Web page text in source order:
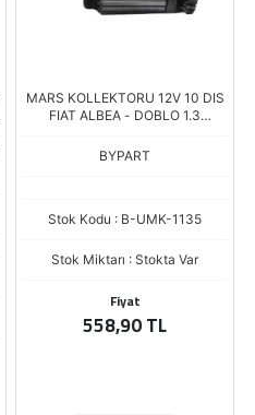
MARS KOLLEKTORU 12V 10 DIS
FIAT ALBEA - DOBLO 1.3
COMBO 1.3 CDTI
BYPART
Stok Kodu : B-UMK-1135
Stok Miktarı : Stokta Var
Fiyat
558,90 TL